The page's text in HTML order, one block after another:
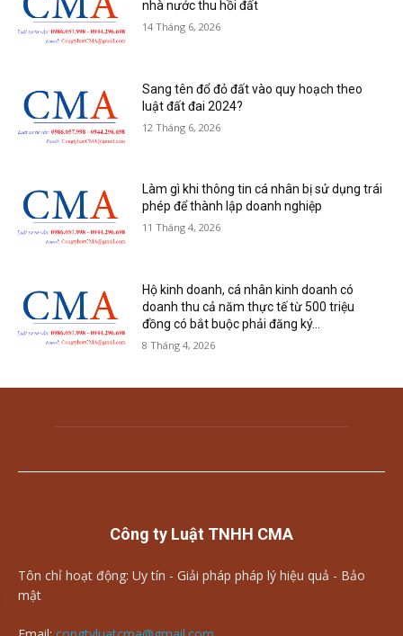
nhà nước thu hồi đất
14 Tháng 6, 2026
Sang tên đổ đỏ đất vào quy hoạch theo
luật đất đai 2024?
12 Tháng 6, 2026
Làm gì khi thông tin cá nhân bị sử dụng trái
phép để thành lập doanh nghiệp
11 Tháng 4, 2026
Hộ kinh doanh, cá nhân kinh doanh có
doanh thu cả năm thực tế từ 500 triệu
đồng có bắt buộc phải đăng ký...
8 Tháng 4, 2026
Công ty Luật TNHH CMA
Tôn chỉ hoạt động: Uy tín - Giải pháp pháp lý hiệu quả - Bảo
mật